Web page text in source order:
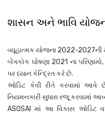
શાસન અને ભાવિ
વ્યૂહાત્મક યોજના 2022-2027ની
બેંગકોક ઘોષણા 2021 ના
પર ધ્યાન કેન્દ્રિત કરે છે.
ઓડિટ કેવી રીતે કરવામાં આવે
નિયમનકારી સુધારા રજૂ કરવામાં
ASOSAI માં આ વિકાસ ઓડિટ